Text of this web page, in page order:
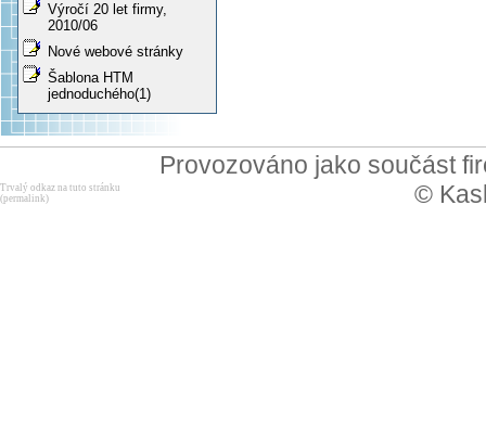
Výročí 20 let firmy,
2010/06
Nové webové stránky
Šablona HTM
jednoduchého(1)
Provozováno jako součást
©
Trvalý odkaz na tuto stránku
(permalink)